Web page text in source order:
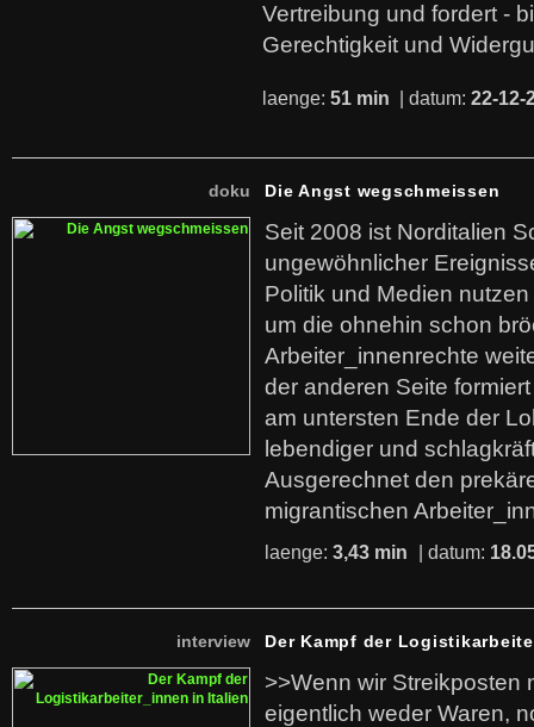
Vertreibung und fordert -
Gerechtigkeit und
laenge: 51 min | datum: 22-12-
doku Die Angst wegschmeissen
Seit 2008 ist Norditalien
ungewöhnlicher
Politik und Medien
um die ohnehin schon
Arbeiter_innenrechte
der anderen Seite
am untersten Ende der
lebendiger und
Ausgerechnet den
migrantischen
laenge: 3,43 min | datum:
interview Der Kampf der
>>Wenn wir Streikposten
eigentlich weder Waren,